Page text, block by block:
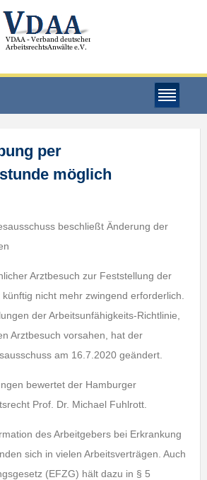
per
möglich
beschließt Änderung der
Arztbesuch zur Feststellung der
nicht mehr zwingend erforderlich.
der Arbeitsunfähigkeits-Richtlinie,
Arztbesuch vorsahen, hat der
am 16.7.2020 geändert.
bewertet der Hamburger
Prof. Dr. Michael Fuhlrott.
des Arbeitgebers bei Erkrankung
sich in vielen Arbeitsverträgen. Auch
(EFZG) hält dazu in § 5